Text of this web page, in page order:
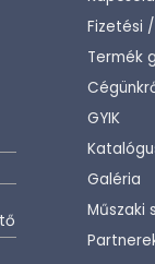
Fizetési
Termék
GYIK
Galéria
Műszaki